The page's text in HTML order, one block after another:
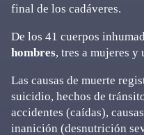
final de los cadáveres.
De los 41 cuerpos
hombres, tres a mujeres y
Las causas de muerte
suicidio, hechos de
accidentes (caídas),
inanición (desnutrición